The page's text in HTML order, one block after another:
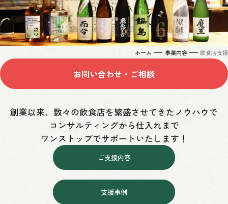
ザキ U_PLACE 川越店
Bar MATSUZAKI
蔵野蒸留所 ↗
お問い合わせ
ホーム 事業内容 飲食店支援
お問い合わせ・ご相談
創業以来、数々の飲食店を繁盛させてきたノウハウで
コンサルティングから仕入れまで
ワンストップでサポートいたします！
ご支援内容
支援事例